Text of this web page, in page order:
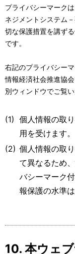
プライバシーマーク
ネジメントシステム
切な保護措置を講ず
です。
右記のプライバシー
情報経済社会推進協
別ウィンドウでご覧
(1) 個人情報の取
用を受けます。
(2) 個人情報の取
て異なるため
バシーマーク
報保護の水準
10. 本ウェ